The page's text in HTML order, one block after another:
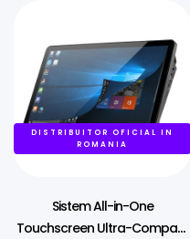
DISTRIBUITOR OFICIAL IN
ROMANIA
Sistem All-in-One
Touchscreen Ultra-Compact